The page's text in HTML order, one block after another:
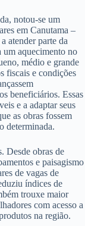
notou-se um
em Canutama –
atender parte da
um aquecimento no
médio e grande
fiscais e condições
beneficiários. Essas
e a adaptar seus
as obras fossem
determinada.
Desde obras de
e paisagismo
de vagas de
índices de
trouxe maior
com acesso a
na região.